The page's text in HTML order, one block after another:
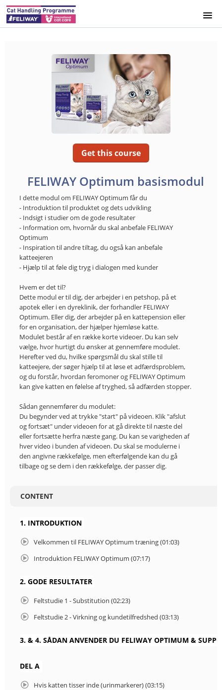
DENMARK
FRANCE
NETHERLANDS
POLSKA
LOGIN
Get this course
FELIWAY Optimum basismodul
I dette modul om FELIWAY Optimum får du
- Introduktion til produktet og dets udvikling
- Indsigt i studier om de gode resultater
- Information om, hvornår du skal anbefale FELIWAY
Optimum
- Inspiration til andre tiltag, du også kan anbefale
katteejeren
- Hjælp til at føle dig tryg i dialogen med kunder
Hvem er det til?
Dette modul er til dig, der arbejder i en petshop, på et
apotek eller i en dyreklinik, der forhandler FELIWAY
Optimum. Eller dig, der arbejder på en kattepension eller
for en organisation, der hjælper hjemløse katte.
Modulet består af en række korte videoer. Du kan selv
vælge, hvor hurtigt du ønsker at gennemføre modulet.
Herefter ved du, hvilke spørgsmål du skal stille til
katteejere, der søger hjælp til at løse et adfærdsproblem,
og du forstår, hvordan feromoner og FELIWAY Optimum
kan give katten en følelse af tryghed, så adfærden stopper.
Sådan gennemfører du modulet:
Du begynder ved at trykke "start" på videoen. Klik "afslut
og fortsæt" under videoen for at gå direkte til næste del
eller fortsætte herfra næste gang. Du kan se varigheden af
hver video i bunden af videoen. Du skal se modulerne i
den angivne rækkefølge, men efterfølgende kan du gå
tilbage og se dem i den rækkefølge, der passer dig.
CONTENT
1. INTRODUKTION
Velkommen til FELIWAY Optimum træning (01:03)
Introduktion FELIWAY Optimum (07:17)
2. GODE RESULTATER
Feltstudie 1 - Substitution (02:23)
Feltstudie 2 - Virkning og kundetilfredshed (03:13)
3. & 4. SÅDAN ANVENDER DU FELIWAY OPTIMUM &
DEL A
Hvis katten tisser inde (urinmarkerer) (03:15)